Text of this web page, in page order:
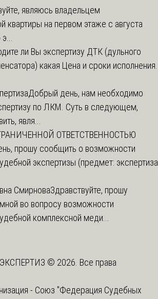
являюсь владельцем
квартиры на первом этаже с августа
ли Вы экспертизу ДТК (дульного
какая Цена и сроки исполнения.
Добрый день, нам необходимо
по ЛКМ. Суть в следующем,
явля...
ОТВЕТСТВЕННОСТЬЮ
прошу сообщить о возможности
экспертизы (предмет: экспертиза
СмирноваЗдравствуйте, прошу
во вопросу возможности
комплексной меди...
© 2026. Все права
- Союз "Федерация Судебных